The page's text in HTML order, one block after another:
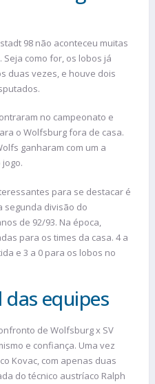
98 não aconteceu muitas
como for, os lobos já
duas vezes, e houve dois
no campeonato e
o Wolfsburg fora de casa.
ganharam com um a
para se destacar é
segunda divisão do
de 92/93. Na época,
para os times da casa. 4 a
e 3 a 0 para os lobos no
equipes
de Wolfsburg x SV
e confiança. Uma vez
Kovac, com apenas duas
do técnico austríaco Ralph